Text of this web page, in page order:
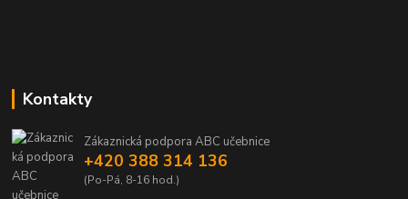
Kontakty
Zákaznická podpora ABC učebnice
+420 388 314 136
(Po-Pá, 8-16 hod.)